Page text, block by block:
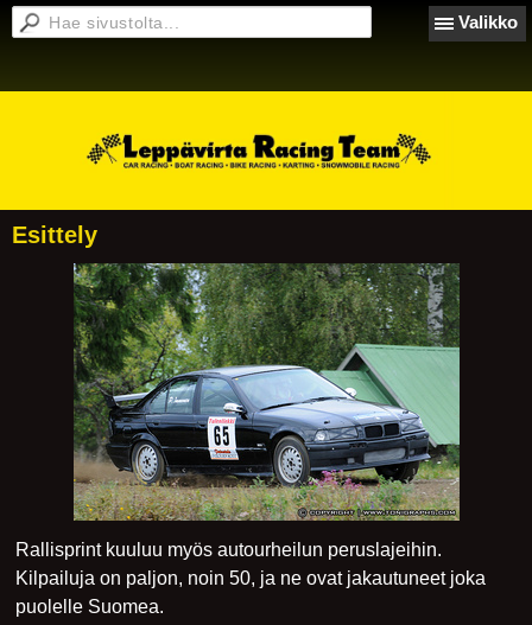
Valikko
Esittely
Rallisprint kuuluu myös autourheilun peruslajeihin.
Kilpailuja on paljon, noin 50, ja ne ovat jakautuneet joka
puolelle Suomea.